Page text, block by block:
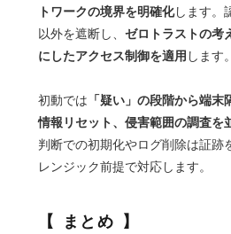
トワークの境界を明確化します。
以外を遮断し、 ゼロトラストの考
にしたアクセス制御を適用 します。
初動では 「疑い」の段階から端
情報リセット、侵害範囲の調査を
判断での初期化やログ削除は証跡
レンジック前提で対応します。
まとめ